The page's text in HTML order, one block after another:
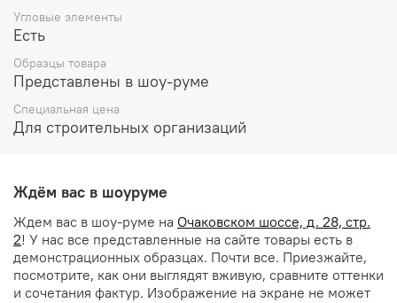
Угловые элементы
Есть
Образцы товара
Представлены в шоу-руме
Специальная цена
Для строительных организаций
Ждём вас в шоуруме
Ждем вас в шоу-руме на Очаковском шоссе, д. 28, стр.
2! У нас все представленные на сайте товары есть в
демонстрационных образцах. Почти все. Приезжайте,
посмотрите, как они выглядят вживую, сравните оттенки
и сочетания фактур. Изображение на экране не может